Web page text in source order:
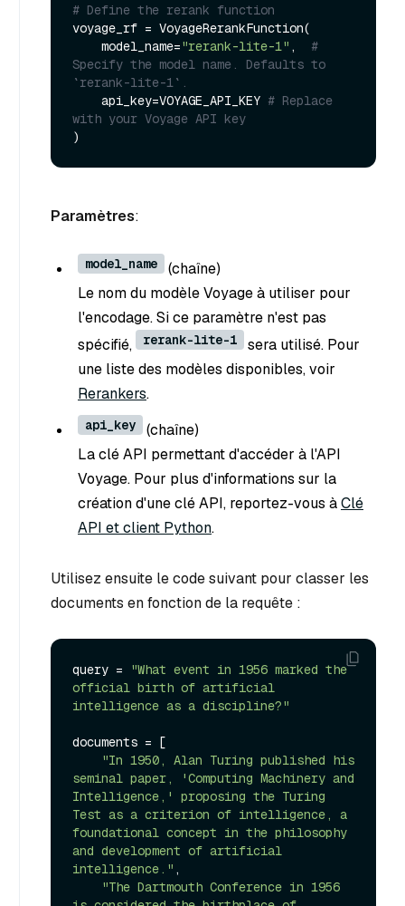
# Define the rerank function
voyage_rf = VoyageRerankFunction(
    model_name=
"rerank-lite-1" , #
Specify the model name. Defaults to
`rerank-lite-1`.
    api_key=VOYAGE_API_KEY
# Replace
with your Voyage API key
Paramètres:
model_name (chaîne)
Le nom du modèle Voyage à utiliser pour
l'encodage. Si ce paramètre n'est pas
spécifié,
rerank-lite-1
sera utilisé. Pour
une liste des modèles disponibles, voir
Rerankers.
api_key (chaîne)
La clé API permettant d'accéder à l'API
Voyage. Pour plus d'informations sur la
création d'une clé API, reportez-vous àClé
API et client Python.
Utilisez ensuite le code suivant pour classer les
documents en fonction de la requête :
query =
"What event in 1956 marked the
official birth of artificial
intelligence as a discipline?"
documents = [
"In 1950, Alan Turing published his
seminal paper, 'Computing Machinery and
Intelligence,' proposing the Turing
Test as a criterion of intelligence, a
foundational concept in the philosophy
and development of artificial
intelligence." ,
"The Dartmouth Conference in 1956